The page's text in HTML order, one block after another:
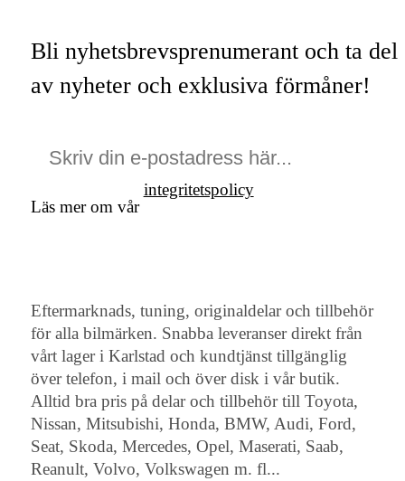
Bli nyhetsbrevsprenumerant och ta del
av nyheter och exklusiva förmåner!
Läs mer om vår
integritetspolicy
Eftermarknads, tuning, originaldelar och tillbehör
för alla bilmärken. Snabba leveranser direkt från
vårt lager i Karlstad och kundtjänst tillgänglig
över telefon, i mail och över disk i vår butik.
Alltid bra pris på delar och tillbehör till Toyota,
Nissan, Mitsubishi, Honda, BMW, Audi, Ford,
Seat, Skoda, Mercedes, Opel, Maserati, Saab,
Reanult, Volvo, Volkswagen m. fl...